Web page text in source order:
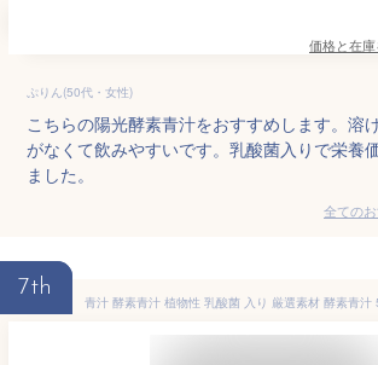
価格と在庫
ぷりん(50代・女性)
こちらの陽光酵素青汁をおすすめします。溶
がなくて飲みやすいです。乳酸菌入りで栄養
ました。
全ての
7th